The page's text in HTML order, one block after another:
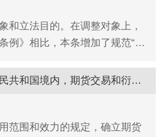
和立法目的。在调整对象上，
例》相比，本条增加了规范“衍
货市场各项制度，兼顾规范...第二条：在中华人民共和国境内，期货交易和衍生品交易及相关活动，适用...
范围和效力的规定，确立期货